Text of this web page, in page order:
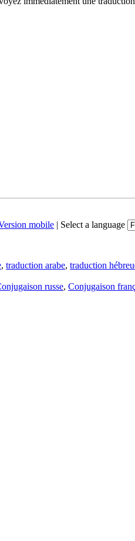
mobile | Select a language
, traduction arabe, traduction
russe, Conjugaison